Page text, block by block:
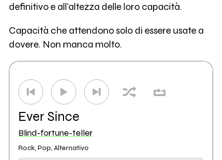
definitivo e all’altezza delle loro capacità.
Capacità che attendono solo di essere usate a
dovere. Non manca molto.
Ever Since
Blind-fortune-teller
Rock, Pop, Alternativo